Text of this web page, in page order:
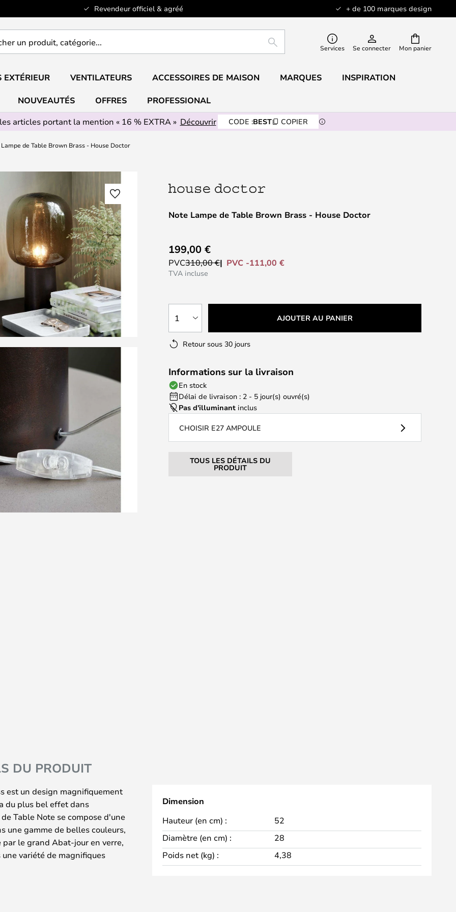
Revendeur officiel & agréé + de 100 marques design
Mon panier
RECHERCHERServices Se connecter
EXTÉRIEUR VENTILATEURS ACCESSOIRES DE MAISON MARQUES INSPIRATION
NOUVEAUTÉS OFFRES
PROFESSIONAL
articles portant la mention « 16 % EXTRA » Découvrir CODE :BEST COPIER
de Table Brown Brass - House Doctor
Note Lampe de Table Brown Brass - House Doctor
199,00 €
PVC310,00 € PVC -111,00 €
TVA incluse
1 AJOUTER AU PANIER
Retour sous 30 jours
Informations sur la livraison
En stock
Délai de livraison : 2 - 5 jour(s) ouvré(s)
Pas d'illuminant inclus
CHOISIR E27 AMPOULE
TOUS LES DÉTAILS DU
PRODUIT
DU PRODUIT
est un design magnifiquement
du plus bel effet dans
Table Note se compose d'une
une gamme de belles couleurs,
le grand Abat-jour en verre,
variété de magnifiques
exactement la lampe qui
confère à la Lampe une
Dimension
Hauteur (en cm) :
52
Diamètre (en cm) :
28
Poids net (kg) :
4,38